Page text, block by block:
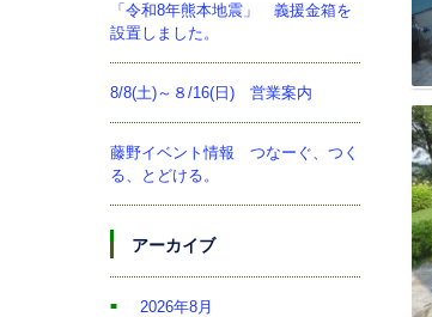
「令和8年熊本地震」 義援金箱を
設置しました。
8/8(土)～８/16(日) 営業案内
藤野イベント情報 つなーぐ、つく
る、とどける。
アーカイブ
2026年8月